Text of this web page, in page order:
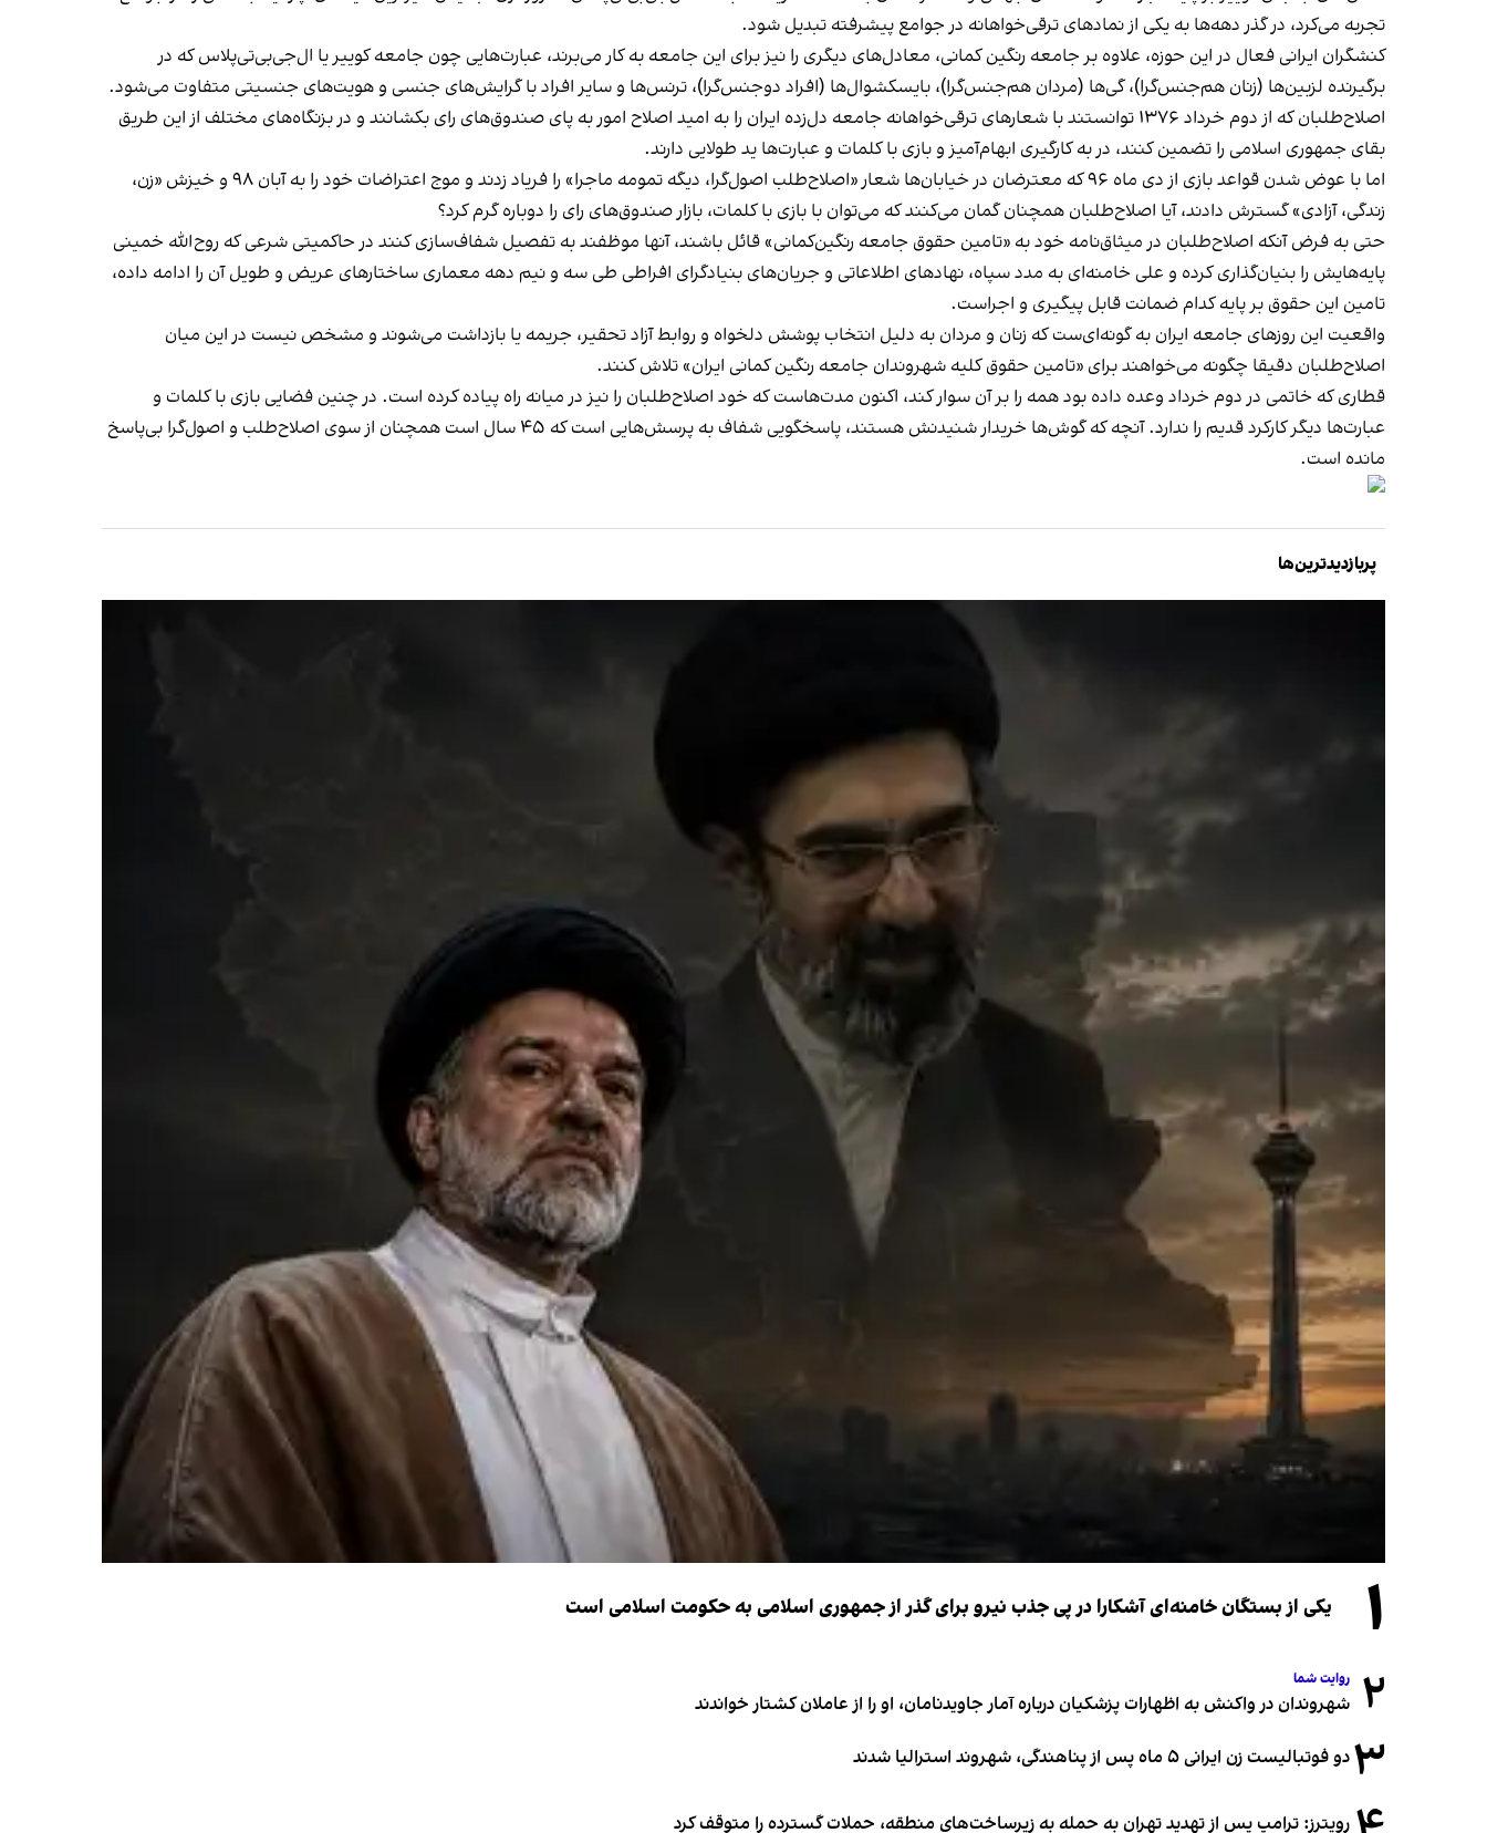
تجربه می‌کرد، در گذر دهه‌ها به یکی از نمادهای ترقی‌خواهانه در جوامع پیشرفته تبدیل شود.
کنشگران ایرانی فعال در این حوزه، علاوه بر جامعه رنگین کمانی، معادل‌های دیگری را نیز برای این جامعه به کار می‌برند، عبارت‌هایی چون جامعه کوییر یا ال‌جی‌بی‌تی‌پلاس که در
برگیرنده لزبین‌ها (زنان هم‌جنس‌گرا)، گی‌ها (مردان هم‌جنس‌گرا)، بایسکشوال‌ها (افراد دوجنس‌گرا)، ترنس‌ها و سایر افراد با گرایش‌های جنسی و هویت‌های جنسیتی متفاوت می‌شود.
اصلاح‌طلبان که از دوم خرداد ١٣٧۶ توانستند با شعارهای ترقی‌خواهانه جامعه دل‌زده ایران را به امید اصلاح امور به پای صندوق‌های رای بکشانند و در بزنگاه‌های مختلف از این طریق
بقای جمهوری اسلامی را تضمین کنند، در به کارگیری ابهام‌آمیز و بازی با کلمات و عبارت‌ها ید طولایی دارند.
اما با عوض شدن قواعد بازی از دی ماه ۹۶ که معترضان در خیابان‌ها شعار «اصلاح‌طلب اصول‌گرا، دیگه تمومه ماجرا» را فریاد زدند و موج اعتراضات خود را به آبان ۹۸ و خیزش «زن،
زندگی، آزادی» گسترش دادند، آیا اصلاح‌طلبان همچنان گمان می‌کنند که می‌توان با بازی با کلمات، بازار صندوق‌های رای را دوباره گرم کرد؟
حتی به فرض آنکه اصلاح‌طلبان در میثاق‌نامه خود به «تامین حقوق جامعه رنگین‌کمانی» قائل باشند، آنها موظفند به تفصیل شفاف‌سازی کنند در حاکمیتی شرعی که روح‌الله خمینی
پایه‌هایش را بنیان‌گذاری کرده و علی خامنه‌ای به مدد سپاه، نهادهای اطلاعاتی و جریان‌های بنیادگرای افراطی طی سه و نیم دهه معماری ساختارهای عریض و طویل آن را ادامه داده،
تامین این حقوق بر پایه کدام ضمانت‌ قابل پیگیری و اجراست.
واقعیت این روزهای جامعه ایران به گونه‌ای‌ست که زنان و مردان به دلیل انتخاب پوشش دلخواه و روابط آزاد تحقیر، جریمه یا بازداشت می‌شوند و مشخص نیست در این میان
اصلاح‌طلبان دقیقا چگونه می‌خواهند برای «تامین حقوق کلیه شهروندان جامعه رنگین کمانی ایران» تلاش کنند.
قطاری که خاتمی در دوم خرداد وعده داده بود همه را بر آن سوار کند، اکنون مدت‌هاست که خود اصلاح‌طلبان را نیز در میانه راه پیاده کرده است. در چنین فضایی بازی با کلمات و
عبارت‌ها دیگر کارکرد قدیم را ندارد. آنچه که گوش‌ها خریدار شنیدنش هستند، پاسخگویی شفاف به پرسش‌هایی است که ۴۵ سال است همچنان از سوی اصلاح‌طلب و اصول‌گرا بی‌پاسخ
مانده‌ است.
پربازدیدترین‌ها
۱ یکی از بستگان خامنه‌ای آشکارا در پی جذب نیرو برای گذر از جمهوری اسلامی به حکومت اسلامی است
۲ روایت شما
شهروندان در واکنش به اظهارات پزشکیان درباره آمار جاویدنامان، او را از عاملان کشتار خواندند
۳دو فوتبالیست زن ایرانی ۵ ماه پس از پناهندگی، شهروند استرالیا شدند
رویترز: ترامپ پس از تهدید تهران به حمله به زیرساخت‌های منطقه، حملات گسترده را متوقف کرد